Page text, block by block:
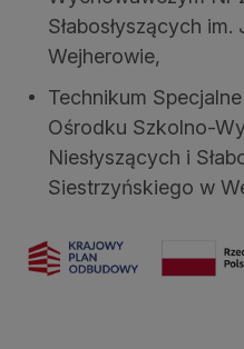
Słabosłyszących
Wejherowie,
Technikum
Ośrodku Szkolno-
Niesłyszących i
Siestrzyńskiego w